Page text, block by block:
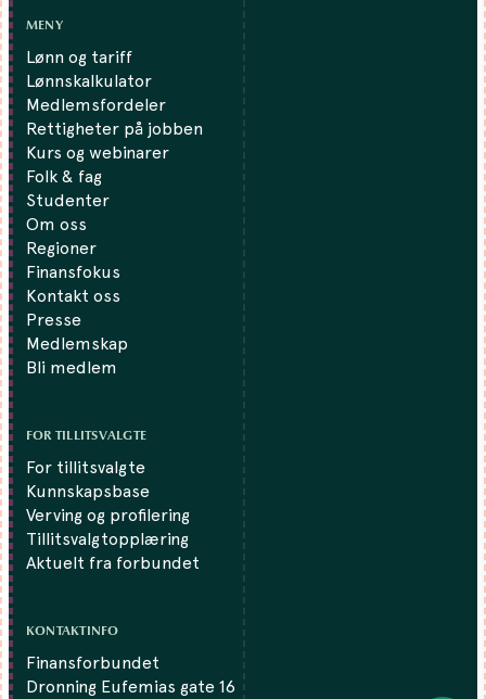
MENY
Lønn og tariff
Lønnskalkulator
Medlemsfordeler
Rettigheter på jobben
Kurs og webinarer
Folk & fag
Studenter
Om oss
Regioner
Finansfokus
Kontakt oss
Presse
Medlemskap
Bli medlem
FOR TILLITSVALGTE
For tillitsvalgte
Kunnskapsbase
Verving og profilering
Tillitsvalgtopplæring
Aktuelt fra forbundet
KONTAKTINFO
Finansforbundet
Dronning Eufemias gate 16